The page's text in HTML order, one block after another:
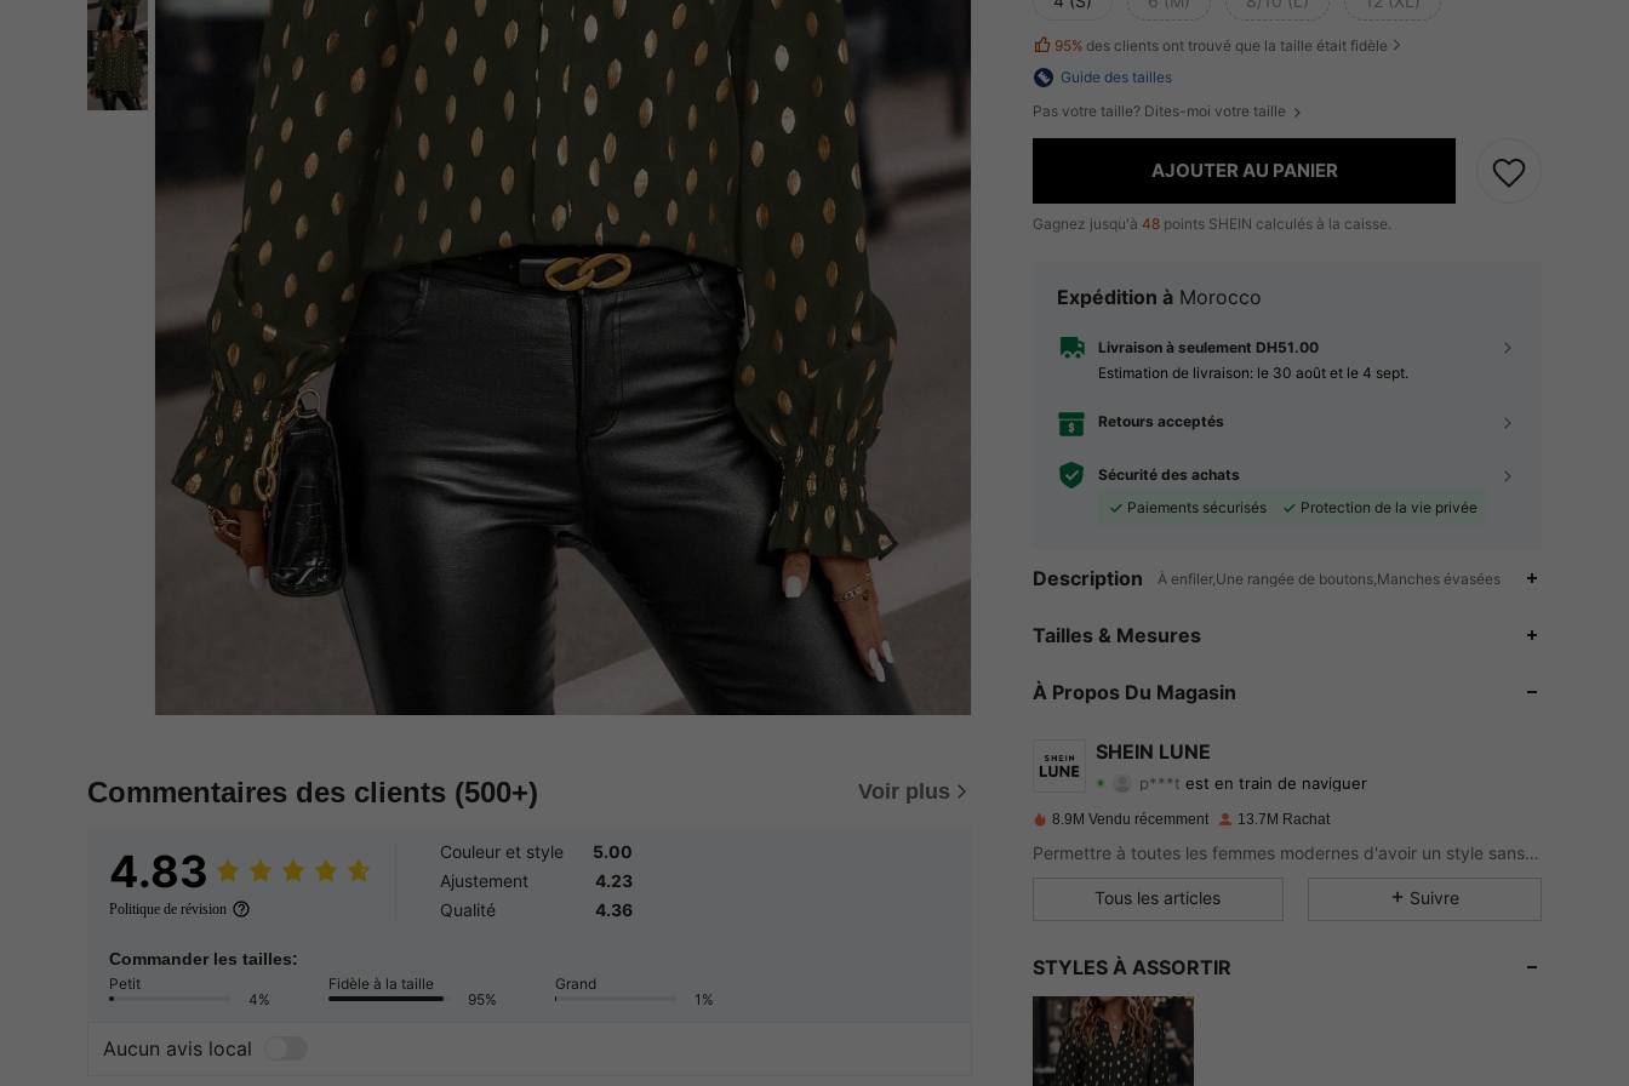
Commentaires des clients (500+) Voir plus
4.83
Politique de révision
Couleur et style
5.00
Ajustement
4.23
Qualité
4.36
Commander les tailles:
Petit
4%
Fidèle à la taille
95%
Grand
1%
Aucun avis local
95% des clients ont trouvé que la taille était fidèle
Guide des tailles
Pas votre taille? Dites-moi votre taille
AJOUTER AU PANIER
Gagnez jusqu'à 48 points SHEIN calculés à la caisse.
Expédition à Morocco
Livraison à seulement DH51.00
Estimation de livraison: le 30 août et le 4 sept.
Retours acceptés
Sécurité des achats
Paiements sécurisés
Protection de la vie privée
Description À enfiler,Une rangée de boutons,Manches évasées
Tailles & Mesures
À Propos Du Magasin
SHEIN LUNE
p***t est en train de naviguer
4.91 Evaluation 27KArticles 1MSuiveurs
4.91
4.91
4.91
8.9M Vendu récemment 13.7M Rachat
Permettre à toutes les femmes modernes d'avoir un style sans limite.
Tous les articles Suivre
STYLES À ASSORTIR